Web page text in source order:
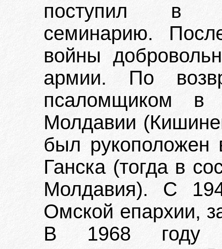
поступил в
семинарию.
войны
армии. По
псаломщиком
Молдавии
был рукоположен
Ганска (тогда в
Молдавия). С
Омской епархии,
В 1968 году